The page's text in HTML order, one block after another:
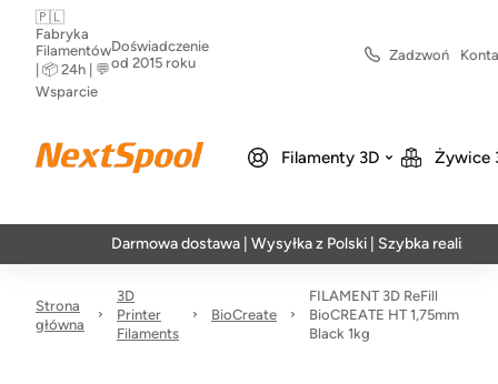
🇵🇱
Fabryka
Filamentów
| 📦 24h | 💬
Wsparcie
Doświadczenie
od 2015 roku
Zadzwoń
Filamenty 3D Żywice
Darmowa dostawa | Wysyłka z Polski | Szybka realizacja w 24h
Strona
główna
3D
Printer
Filaments
BioCreate
FILAMENT 3D ReFill
BioCREATE HT 1,75mm
Black 1kg